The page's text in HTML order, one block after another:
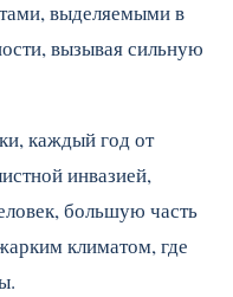
выделяемыми в
вызывая сильную
каждый год от
инвазией,
большую часть
климатом, где